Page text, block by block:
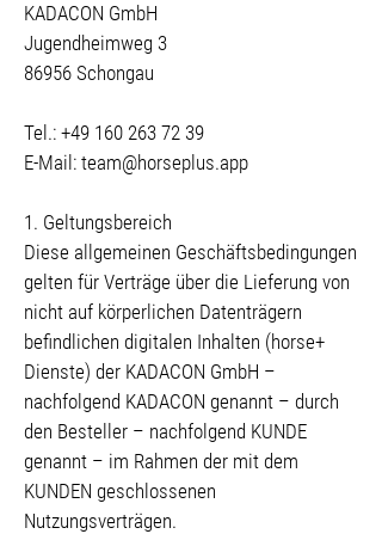
KADACON GmbH
Jugendheimweg 3
86956 Schongau
Tel.: +49 160 263 72 39
E-Mail: team@horseplus.app
1. Geltungsbereich
Diese allgemeinen Geschäftsbedingungen
gelten für Verträge über die Lieferung von
nicht auf körperlichen Datenträgern
befindlichen digitalen Inhalten (horse+
Dienste) der KADACON GmbH –
nachfolgend KADACON genannt – durch
den Besteller – nachfolgend KUNDE
genannt – im Rahmen der mit dem
KUNDEN geschlossenen
Nutzungsverträgen.